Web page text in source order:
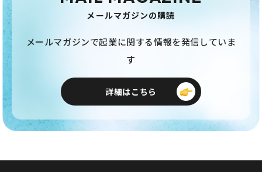
メールマガジンの購読
メールマガジンで起業に関する情報を発信していま
す
詳細はこちら